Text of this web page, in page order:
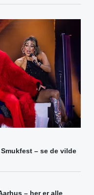
– se de vilde
– her er alle